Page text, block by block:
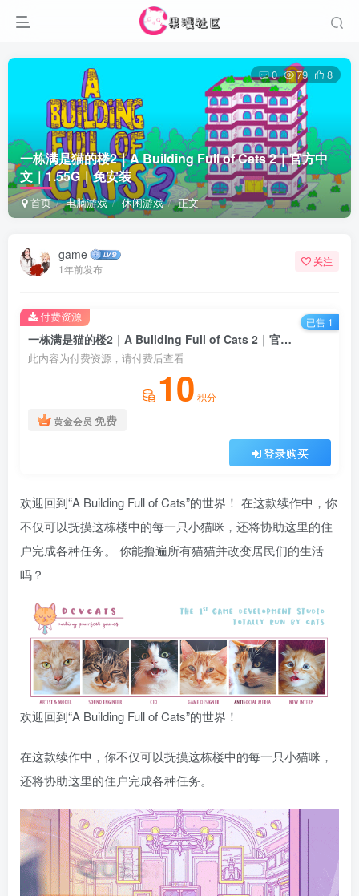
一栋满是猫的楼2｜A Building Full of Cats 2｜官方中
文｜1.55G｜免安装
首页 电脑游戏 休闲游戏 正文
0 79 8
game
1年前发布
关注
一栋满是猫的楼2｜A Building Full of Cats 2｜官方中文｜1.55G｜免安装
此内容为付费资源，请付费后查看
10 积分
黄金会员 免费
登录购买
付费资源 已售 1
欢迎回到“A Building Full of Cats”的世界！ 在这款续作中，你
不仅可以抚摸这栋楼中的每一只小猫咪，还将协助这里的住
户完成各种任务。 你能撸遍所有猫猫并改变居民们的生活
吗？
欢迎回到“A Building Full of Cats”的世界！
在这款续作中，你不仅可以抚摸这栋楼中的每一只小猫咪，
还将协助这里的住户完成各种任务。